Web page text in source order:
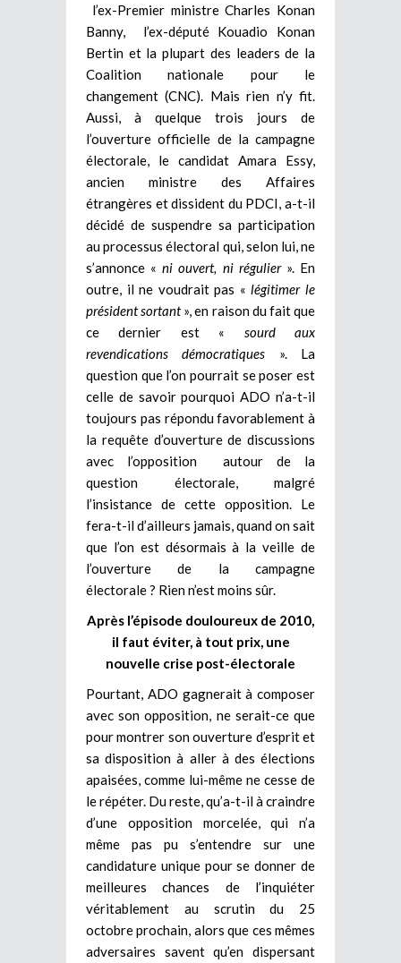
l’ex-Premier ministre Charles Konan
Banny, l’ex-député Kouadio Konan
Bertin et la plupart des leaders de la
Coalition nationale pour le
changement (CNC). Mais rien n’y fit.
Aussi, à quelque trois jours de
l’ouverture officielle de la campagne
électorale, le candidat Amara Essy,
ancien ministre des Affaires
étrangères et dissident du PDCI, a-t-il
décidé de suspendre sa participation
au processus électoral qui, selon lui, ne
s’annonce «ni ouvert, ni régulier». En
outre, il ne voudrait pas « légitimer le
président sortant», en raison du fait que
ce dernier est « sourd aux
revendications démocratiques ». La
question que l’on pourrait se poser est
celle de savoir pourquoi ADO n’a-t-il
toujours pas répondu favorablement à
la requête d’ouverture de discussions
avec l’opposition autour de la
question électorale, malgré
l’insistance de cette opposition. Le
fera-t-il d’ailleurs jamais, quand on sait
que l’on est désormais à la veille de
l’ouverture de la campagne
électorale ? Rien n’est moins sûr.
Après l’épisode douloureux de 2010,
il faut éviter, à tout prix, une
nouvelle crise post-électorale
Pourtant, ADO gagnerait à composer
avec son opposition, ne serait-ce que
pour montrer son ouverture d’esprit et
sa disposition à aller à des élections
apaisées, comme lui-même ne cesse de
le répéter. Du reste, qu’a-t-il à craindre
d’une opposition morcelée, qui n’a
même pas pu s’entendre sur une
candidature unique pour se donner de
meilleures chances de l’inquiéter
véritablement au scrutin du 25
octobre prochain, alors que ces mêmes
adversaires savent qu’en dispersant